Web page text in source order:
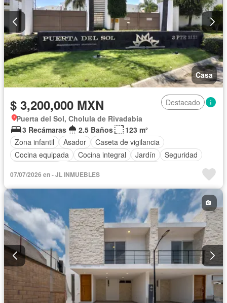
Casa
$ 3,200,000 MXN
Destacado
Puerta del Sol, Cholula de Rivadabia
3 Recámaras
2.5 Baños
123 m²
Zona infantil
Asador
Caseta de vigilancia
Cocina equipada
Cocina integral Jardín
Seguridad
07/07/2026 en - JL INMUEBLES